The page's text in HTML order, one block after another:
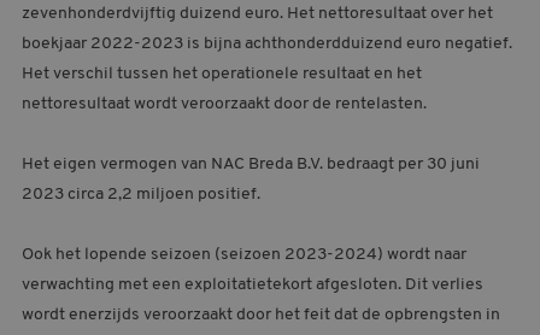
zevenhonderdvijftig duizend euro. Het nettoresultaat over het
boekjaar 2022-2023 is bijna achthonderdduizend euro negatief.
Het verschil tussen het operationele resultaat en het
nettoresultaat wordt veroorzaakt door de rentelasten.
Het eigen vermogen van NAC Breda B.V. bedraagt per 30 juni
2023 circa 2,2 miljoen positief.
Ook het lopende seizoen (seizoen 2023-2024) wordt naar
verwachting met een exploitatietekort afgesloten. Dit verlies
wordt enerzijds veroorzaakt door het feit dat de opbrengsten in